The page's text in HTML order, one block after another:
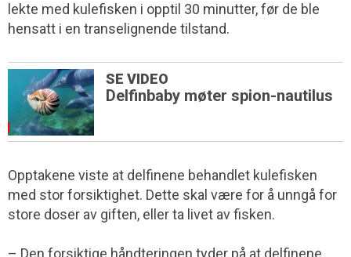
lekte med kulefisken i opptil 30 minutter, før de ble
hensatt i en transelignende tilstand.
SE VIDEO
Delfinbaby møter spion-nautilus
Opptakene viste at delfinene behandlet kulefisken
med stor forsiktighet. Dette skal være for å unngå for
store doser av giften, eller ta livet av fisken.